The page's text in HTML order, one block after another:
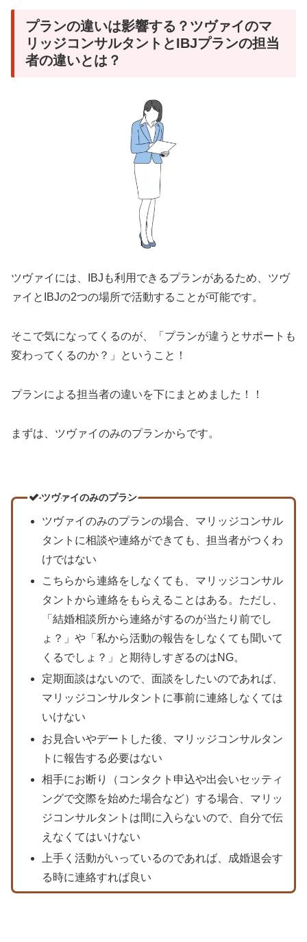
プランの違いは影響する？ツヴァイのマ
リッジコンサルタントとIBJプランの担当
者の違いとは？
ツヴァイには、IBJも利用できるプランがあるため、ツヴ
ァイとIBJの2つの場所で活動することが可能です。
そこで気になってくるのが、「プランが違うとサポートも
変わってくるのか？」ということ！
プランによる担当者の違いを下にまとめました！！
まずは、ツヴァイのみのプランからです。
ツヴァイのみのプラン
ツヴァイのみのプランの場合、マリッジコンサル
タントに相談や連絡ができても、担当者がつくわ
けではない
こちらから連絡をしなくても、マリッジコンサル
タントから連絡をもらえることはある。ただし、
「結婚相談所から連絡がするのが当たり前でし
ょ？」や「私から活動の報告をしなくても聞いて
くるでしょ？」と期待しすぎるのはNG。
定期面談はないので、面談をしたいのであれば、
マリッジコンサルタントに事前に連絡しなくては
いけない
お見合いやデートした後、マリッジコンサルタン
トに報告する必要はない
相手にお断り（コンタクト申込や出会いセッティ
ングで交際を始めた場合など）する場合、マリッ
ジコンサルタントは間に入らないので、自分で伝
えなくてはいけない
上手く活動がいっているのであれば、成婚退会す
る時に連絡すれば良い